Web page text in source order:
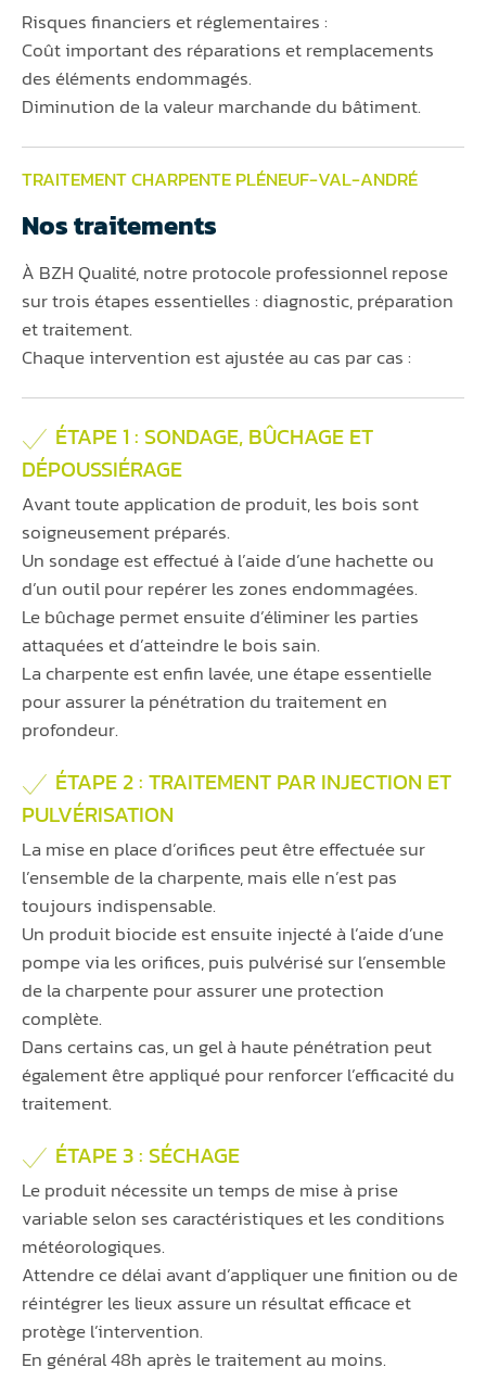
Risques financiers et réglementaires :
Coût important des réparations et remplacements
des éléments endommagés.
Diminution de la valeur marchande du bâtiment.
TRAITEMENT CHARPENTE PLÉNEUF-VAL-ANDRÉ
Nos traitements
À BZH Qualité, notre protocole professionnel repose
sur trois étapes essentielles : diagnostic, préparation
et traitement.
Chaque intervention est ajustée au cas par cas :
ÉTAPE 1 : SONDAGE, BÛCHAGE ET
DÉPOUSSIÉRAGE
Avant toute application de produit, les bois sont
soigneusement préparés.
Un sondage est effectué à l’aide d’une hachette ou
d’un outil pour repérer les zones endommagées.
Le bûchage permet ensuite d’éliminer les parties
attaquées et d’atteindre le bois sain.
La charpente est enfin lavée, une étape essentielle
pour assurer la pénétration du traitement en
profondeur.
ÉTAPE 2 : TRAITEMENT PAR INJECTION ET
PULVÉRISATION
La mise en place d’orifices peut être effectuée sur
l’ensemble de la charpente, mais elle n’est pas
toujours indispensable.
Un produit biocide est ensuite injecté à l’aide d’une
pompe via les orifices, puis pulvérisé sur l’ensemble
de la charpente pour assurer une protection
complète.
Dans certains cas, un gel à haute pénétration peut
également être appliqué pour renforcer l’efficacité du
traitement.
ÉTAPE 3 : SÉCHAGE
Le produit nécessite un temps de mise à prise
variable selon ses caractéristiques et les conditions
météorologiques.
Attendre ce délai avant d’appliquer une finition ou de
réintégrer les lieux assure un résultat efficace et
protège l’intervention.
En général 48h après le traitement au moins.